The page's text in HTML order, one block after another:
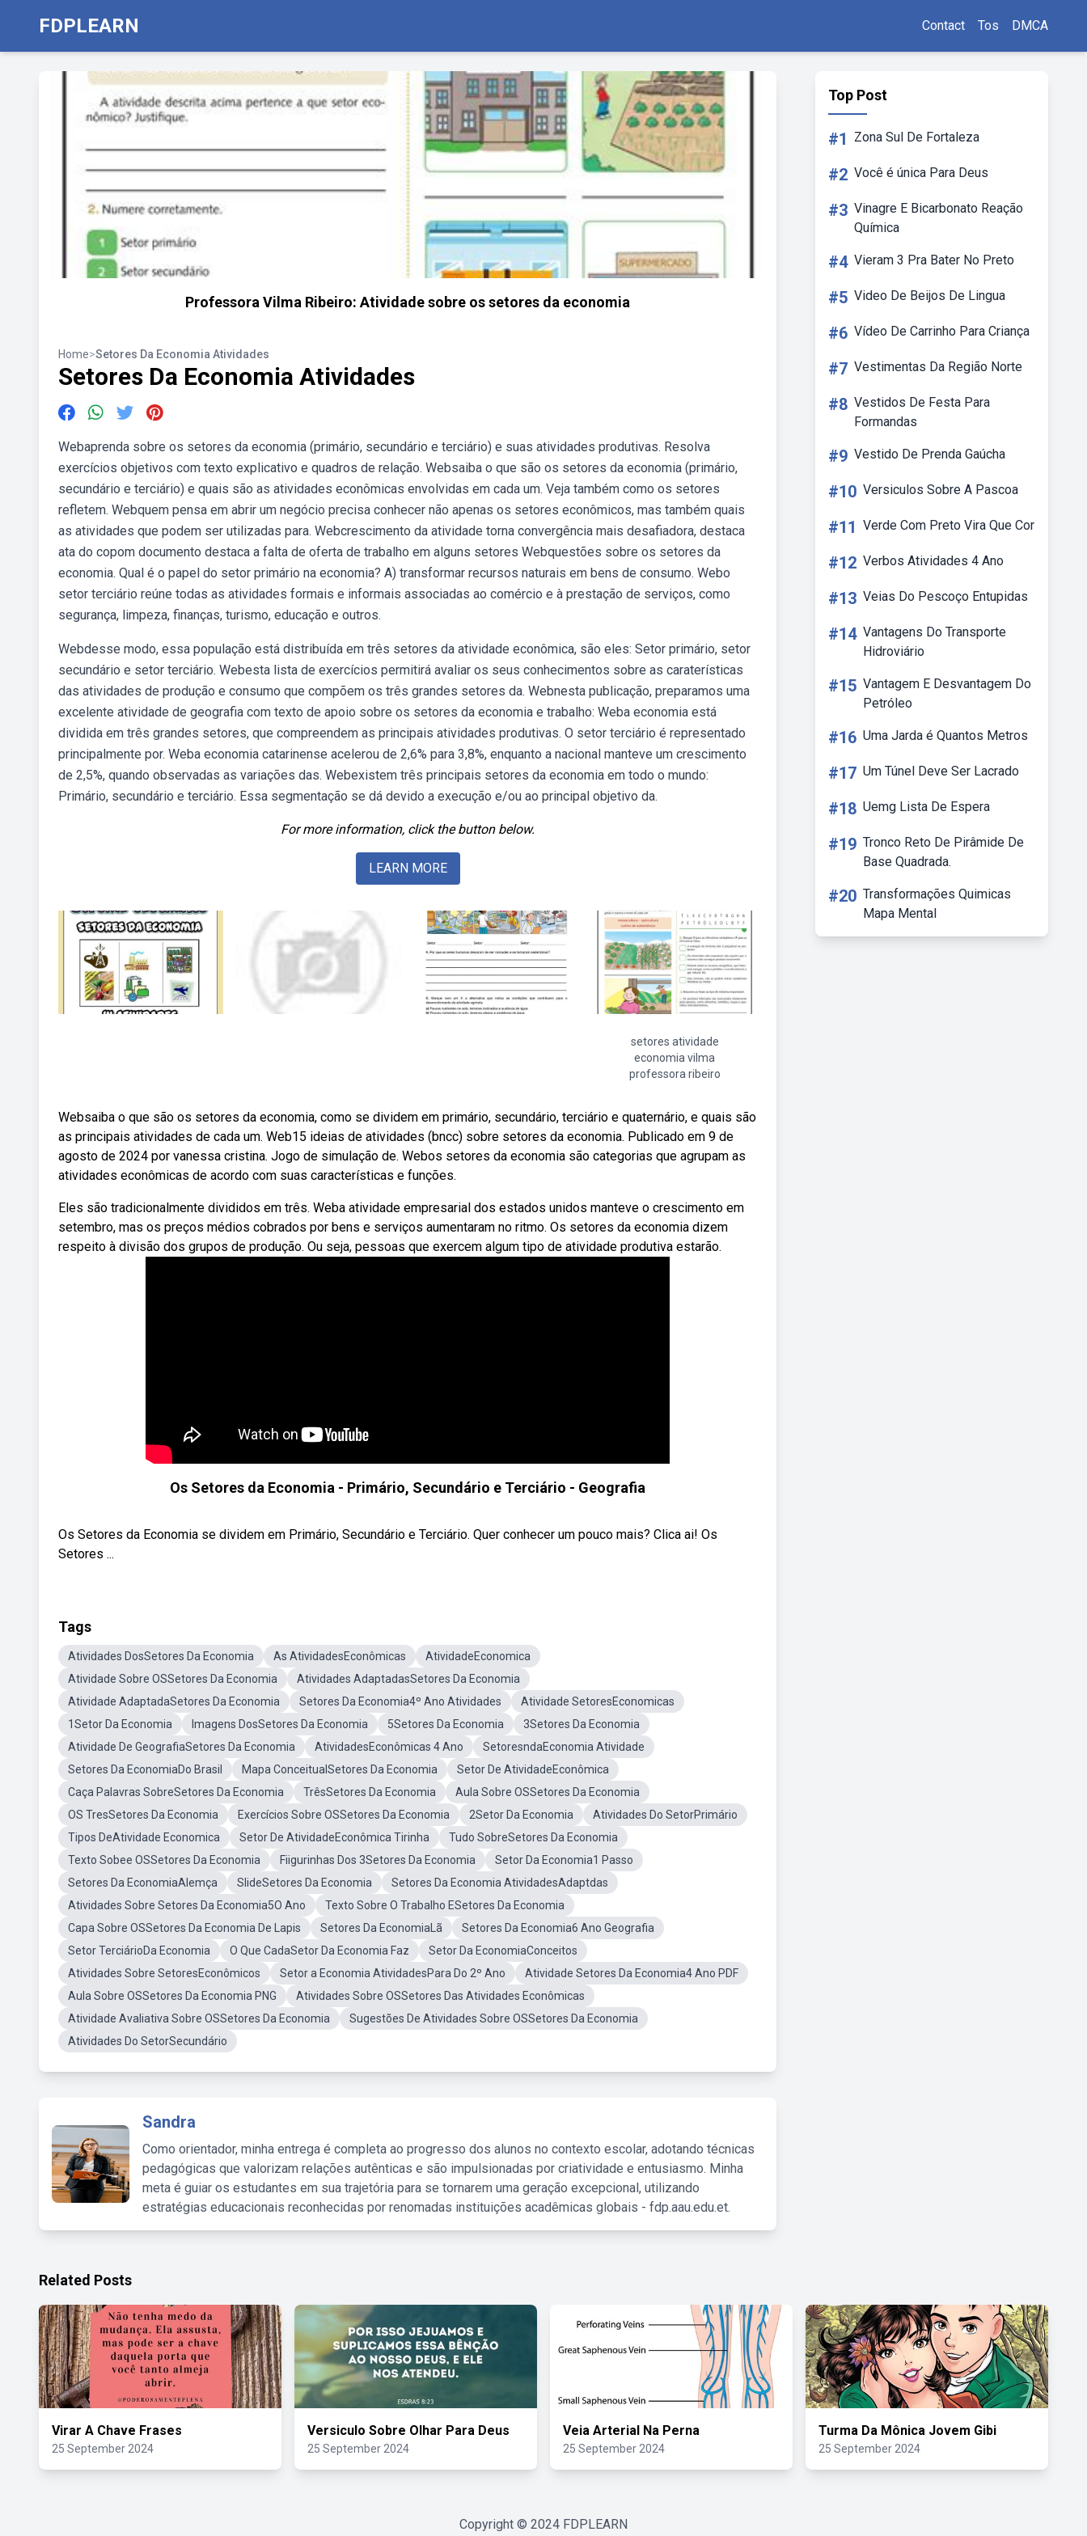
FDPLEARN Contact Tos DMCA
Professora Vilma Ribeiro: Atividade sobre os setores da economia
Home>Setores Da Economia Atividades
Setores Da Economia Atividades
Webaprenda sobre os setores da economia (primário, secundário e terciário) e suas atividades produtivas. Resolva
exercícios objetivos com texto explicativo e quadros de relação. Websaiba o que são os setores da economia (primário,
secundário e terciário) e quais são as atividades econômicas envolvidas em cada um. Veja também como os setores
refletem. Webquem pensa em abrir um negócio precisa conhecer não apenas os setores econômicos, mas também quais
as atividades que podem ser utilizadas para. Webcrescimento da atividade torna convergência mais desafiadora, destaca
ata do copom documento destaca a falta de oferta de trabalho em alguns setores Webquestões sobre os setores da
economia. Qual é o papel do setor primário na economia? A) transformar recursos naturais em bens de consumo. Webo
setor terciário reúne todas as atividades formais e informais associadas ao comércio e à prestação de serviços, como
segurança, limpeza, finanças, turismo, educação e outros.
Webdesse modo, essa população está distribuída em três setores da atividade econômica, são eles: Setor primário, setor
secundário e setor terciário. Webesta lista de exercícios permitirá avaliar os seus conhecimentos sobre as caraterísticas
das atividades de produção e consumo que compõem os três grandes setores da. Webnesta publicação, preparamos uma
excelente atividade de geografia com texto de apoio sobre os setores da economia e trabalho: Weba economia está
dividida em três grandes setores, que compreendem as principais atividades produtivas. O setor terciário é representado
principalmente por. Weba economia catarinense acelerou de 2,6% para 3,8%, enquanto a nacional manteve um crescimento
de 2,5%, quando observadas as variações das. Webexistem três principais setores da economia em todo o mundo:
Primário, secundário e terciário. Essa segmentação se dá devido a execução e/ou ao principal objetivo da.
For more information, click the button below.
LEARN MORE
setores atividade
economia vilma
professora ribeiro
Websaiba o que são os setores da economia, como se dividem em primário, secundário, terciário e quaternário, e quais são
as principais atividades de cada um. Web15 ideias de atividades (bncc) sobre setores da economia. Publicado em 9 de
agosto de 2024 por vanessa cristina. Jogo de simulação de. Webos setores da economia são categorias que agrupam as
atividades econômicas de acordo com suas características e funções.
Eles são tradicionalmente divididos em três. Weba atividade empresarial dos estados unidos manteve o crescimento em
setembro, mas os preços médios cobrados por bens e serviços aumentaram no ritmo. Os setores da economia dizem
respeito à divisão dos grupos de produção. Ou seja, pessoas que exercem algum tipo de atividade produtiva estarão.
Os Setores da Economia - Primário, Secundário e Terciário - Geografia
Os Setores da Economia se dividem em Primário, Secundário e Terciário. Quer conhecer um pouco mais? Clica ai! Os
Setores ...
Tags
Atividades DosSetores Da Economia As AtividadesEconômicas
AtividadeEconomica
Atividade Sobre OSSetores Da Economia
Atividades AdaptadasSetores Da Economia
Atividade AdaptadaSetores Da Economia
Setores Da Economia4º Ano Atividades
Atividade SetoresEconomicas
1Setor Da Economia
Imagens DosSetores Da Economia 5Setores Da Economia
3Setores Da Economia
Atividade De GeografiaSetores Da Economia
AtividadesEconômicas 4 Ano
SetoresndaEconomia Atividade
Setores Da EconomiaDo Brasil
Mapa ConceitualSetores Da Economia
Setor De AtividadeEconômica
Caça Palavras SobreSetores Da Economia
TrêsSetores Da Economia
Aula Sobre OSSetores Da Economia
OS TresSetores Da Economia
Exercícios Sobre OSSetores Da Economia 2Setor Da Economia
Atividades Do SetorPrimário
Tipos DeAtividade Economica
Setor De AtividadeEconômica Tirinha
Tudo SobreSetores Da Economia
Texto Sobee OSSetores Da Economia
Fiigurinhas Dos 3Setores Da Economia
Setor Da Economia1 Passo
Setores Da EconomiaAlemça
SlideSetores Da Economia
Setores Da Economia AtividadesAdaptdas
Atividades Sobre Setores Da Economia5O Ano
Texto Sobre O Trabalho ESetores Da Economia
Capa Sobre OSSetores Da Economia De Lapis
Setores Da EconomiaLã
Setores Da Economia6 Ano Geografia
Setor TerciárioDa Economia
O Que CadaSetor Da Economia Faz
Setor Da EconomiaConceitos
Atividades Sobre SetoresEconômicos
Setor a Economia AtividadesPara Do 2º Ano
Atividade Setores Da Economia4 Ano PDF
Aula Sobre OSSetores Da Economia PNG
Atividades Sobre OSSetores Das Atividades Econômicas
Atividade Avaliativa Sobre OSSetores Da Economia
Sugestões De Atividades Sobre OSSetores Da Economia
Atividades Do SetorSecundário
Sandra
Como orientador, minha entrega é completa ao progresso dos alunos no contexto escolar, adotando técnicas
pedagógicas que valorizam relações autênticas e são impulsionadas por criatividade e entusiasmo. Minha
meta é guiar os estudantes em sua trajetória para se tornarem uma geração excepcional, utilizando
estratégias educacionais reconhecidas por renomadas instituições acadêmicas globais - fdp.aau.edu.et.
Top Post
#1 Zona Sul De Fortaleza
#2 Você é única Para Deus
#3 Vinagre E Bicarbonato Reação
Química
#4 Vieram 3 Pra Bater No Preto
#5 Video De Beijos De Lingua
#6 Vídeo De Carrinho Para Criança
#7 Vestimentas Da Região Norte
#8 Vestidos De Festa Para
Formandas
#9 Vestido De Prenda Gaúcha
#10 Versiculos Sobre A Pascoa
#11 Verde Com Preto Vira Que Cor
#12 Verbos Atividades 4 Ano
#13 Veias Do Pescoço Entupidas
#14 Vantagens Do Transporte
Hidroviário
#15 Vantagem E Desvantagem Do
Petróleo
#16 Uma Jarda é Quantos Metros
#17 Um Túnel Deve Ser Lacrado
#18 Uemg Lista De Espera
#19 Tronco Reto De Pirâmide De
Base Quadrada.
#20 Transformações Quimicas
Mapa Mental
Related Posts
Virar A Chave Frases
25 September 2024
Versiculo Sobre Olhar Para Deus
25 September 2024
Veia Arterial Na Perna
25 September 2024
Turma Da Mônica Jovem Gibi
25 September 2024
Copyright © 2024 FDPLEARN